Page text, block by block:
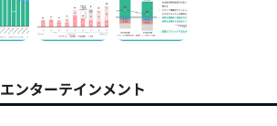
エンターテインメント